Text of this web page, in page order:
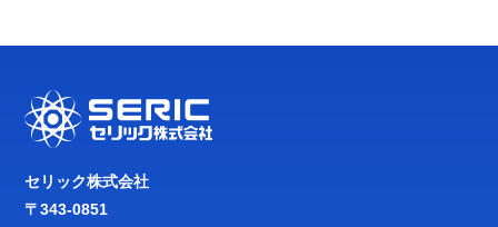
セリック株式会社
〒343-0851